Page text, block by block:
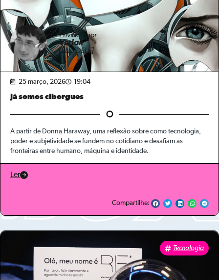
Enviado por
Verlak
[ELE/DELE]
25 março, 2026 19:04
Já somos ciborgues
A partir de Donna Haraway, uma reflexão sobre como tecnologia,
poder e subjetividade se fundem no cotidiano e desafiam as
fronteiras entre humano, máquina e identidade.
Ler
Compartilhe:
Tecnologia